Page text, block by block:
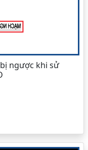
ngược khi sử